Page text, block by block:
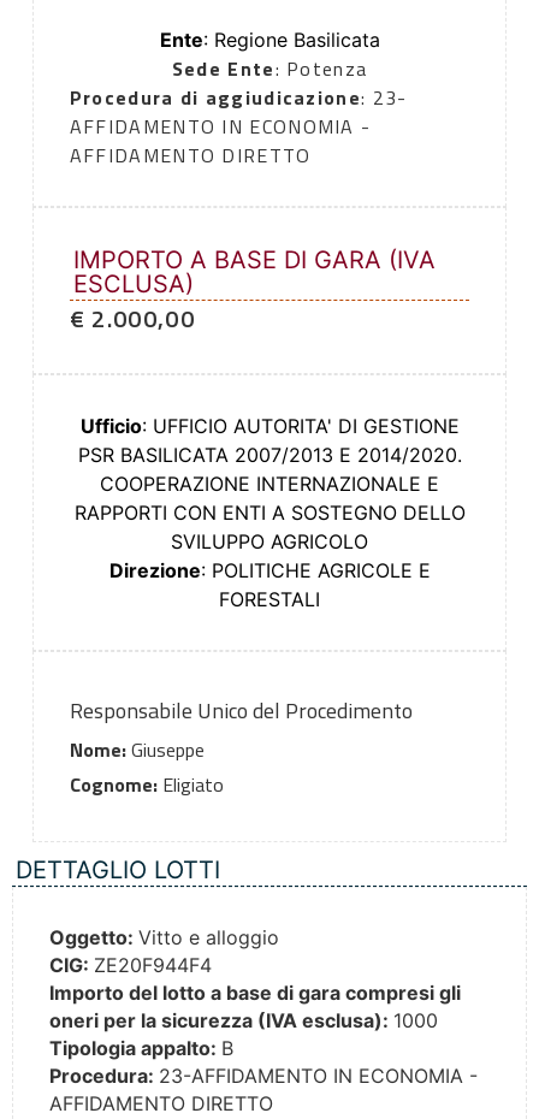
Ente: Regione Basilicata
Sede Ente: Potenza
Procedura di aggiudicazione: 23-
AFFIDAMENTO IN ECONOMIA -
AFFIDAMENTO DIRETTO
IMPORTO A BASE DI GARA (IVA
ESCLUSA)
€ 2.000,00
Ufficio: UFFICIO AUTORITA' DI GESTIONE
PSR BASILICATA 2007/2013 E 2014/2020.
COOPERAZIONE INTERNAZIONALE E
RAPPORTI CON ENTI A SOSTEGNO DELLO
SVILUPPO AGRICOLO
Direzione: POLITICHE AGRICOLE E
FORESTALI
Responsabile Unico del Procedimento
Nome:Giuseppe
Cognome:Eligiato
DETTAGLIO LOTTI
Oggetto: Vitto e alloggio
CIG: ZE20F944F4
Importo del lotto a base di gara compresi gli
oneri per la sicurezza (IVA esclusa): 1000
Tipologia appalto: B
Procedura: 23-AFFIDAMENTO IN ECONOMIA -
AFFIDAMENTO DIRETTO